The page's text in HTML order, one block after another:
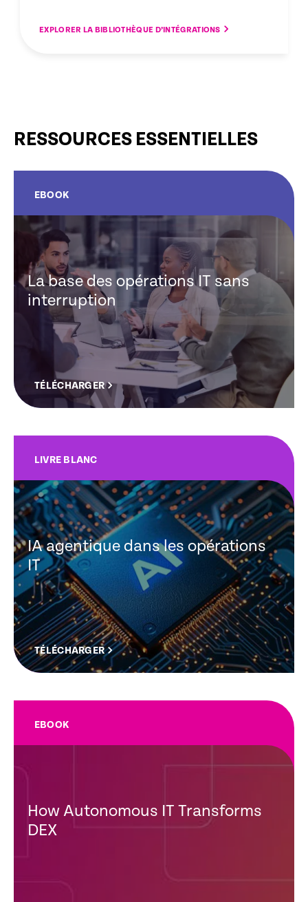
EXPLORER LA BIBLIOTHÈQUE D’INTÉGRATIONS
RESSOURCES ESSENTIELLES
EBOOK
La base des opérations IT sans
interruption
TÉLÉCHARGER
LIVRE BLANC
IA agentique dans les opérations
IT
TÉLÉCHARGER
EBOOK
How Autonomous IT Transforms
DEX